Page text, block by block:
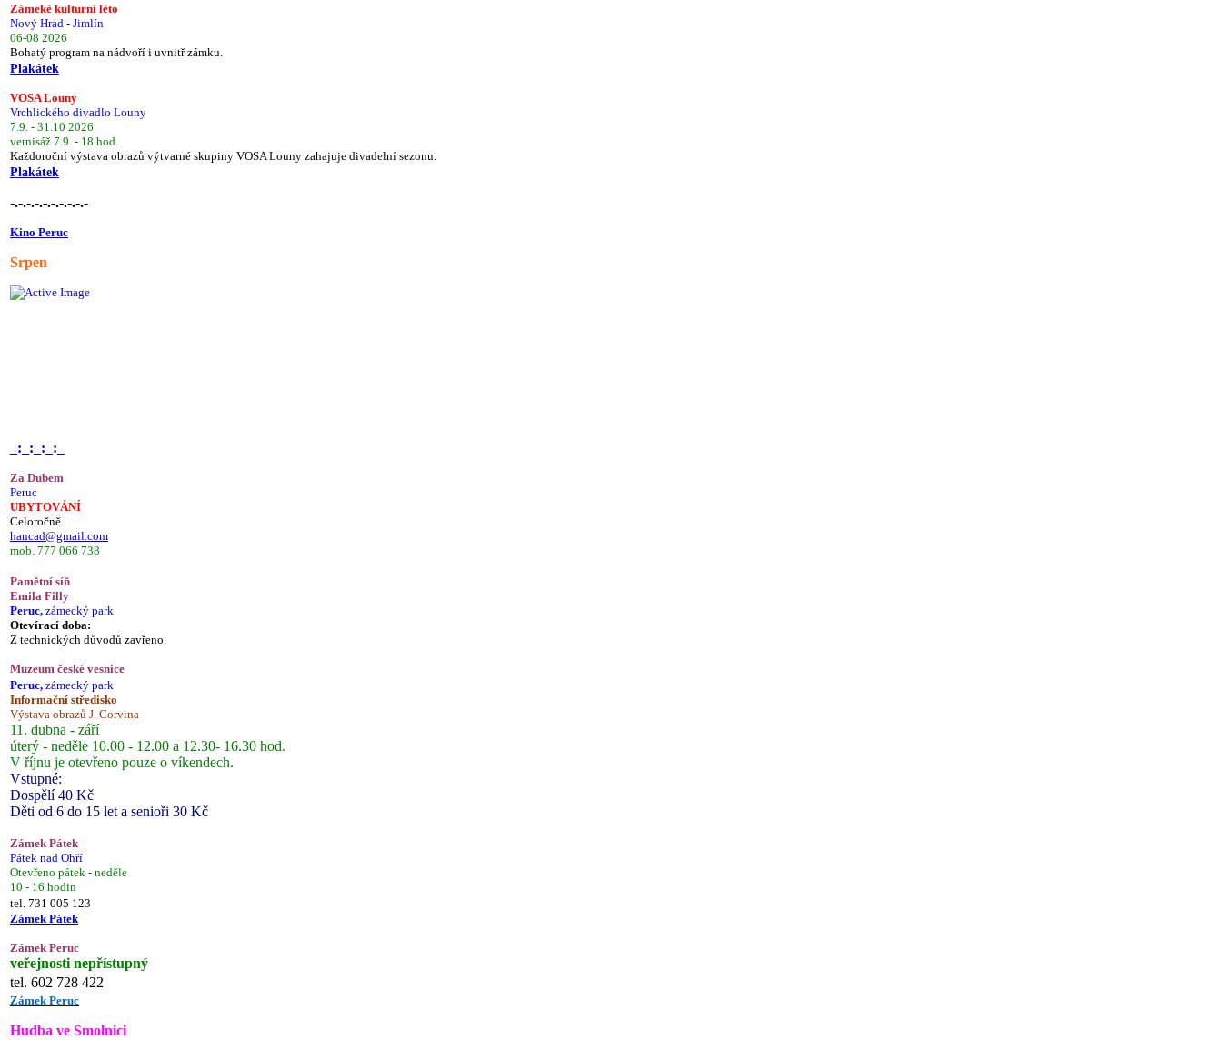
Zámeké kulturní léto
Nový Hrad - Jimlín
06-08 2026
Bohatý program na nádvoří i uvnitř zámku.
Plakátek
VOSA Louny
Vrchlického divadlo Louny
7.9. - 31.10 2026
vernisáž 7.9. - 18 hod.
Každoroční výstava obrazů výtvarné skupiny VOSA Louny zahajuje divadelní sezonu.
Plakátek
-.-.-.-.-.-.-.-.-.-
Kino Peruc
Srpen
_:_:_:_:_
Za Dubem
Peruc
UBYTOVÁNÍ
Celoročně
hancad@gmail.com
mob. 777 066 738
Pamětní síň
Emila Filly
Peruc, zámecký park
Otevírací doba:
Z technických důvodů zavřeno.
Muzeum české vesnice
Peruc, zámecký park
Informační středisko
Výstava obrazů J. Corvina
11. dubna - září
úterý - neděle 10.00 - 12.00 a 12.30- 16.30 hod.
V říjnu je otevřeno pouze o víkendech.
Vstupné:
Dospělí 40 Kč
Děti od 6 do 15 let a senioři 30 Kč
Zámek Pátek
Pátek nad Ohří
Otevřeno pátek - neděle
10 - 16 hodin
tel. 731 005 123
Zámek Pátek
Zámek Peruc
veřejnosti nepřístupný
tel. 602 728 422
Zámek Peruc
Hudba ve Smolnici